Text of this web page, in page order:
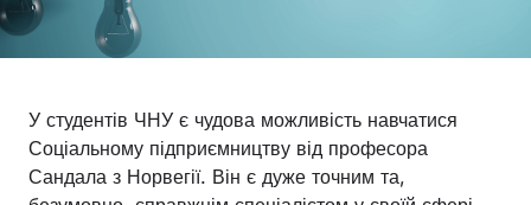
У студентів ЧНУ є чудова можливість навчатися
Соціальному підприємництву від професора
Сандала з Норвегії. Він є дуже точним та,